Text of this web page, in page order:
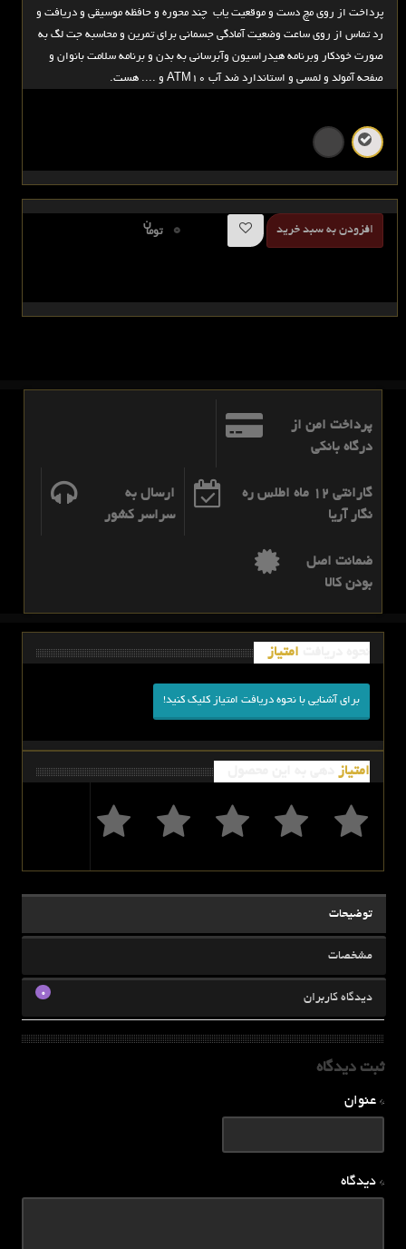
پرداخت از روی مچ دست و موقعیت یاب چند محوره و حافظه موسیقی و دریافت و
رد تماس از روی ساعت وضعیت آمادگی جسمانی برای تمرین و محاسبه جت لگ به
صورت خودکار وبرنامه هیدراسیون وآبرسانی به بدن و برنامه سلامت بانوان و
صفحه آمولد و لمسی و استاندارد ضد آب ATM10 و .... هست.
افزودن به سبد خرید توما
ن 0
پرداخت امن از
درگاه بانکی
گارانتی 12 ماه اطلس ره
نگار آریا
ارسال به
سراسر کشور
ضمانت اصل
بودن کالا
امتیاز
برای آشنایی با نحوه دریافت امتیاز کلیک کنید!
امتیاز
توضیحات
مشخصات
0 دیدگاه کاربران
ثبت دیدگاه
* عنوان
* دیدگاه